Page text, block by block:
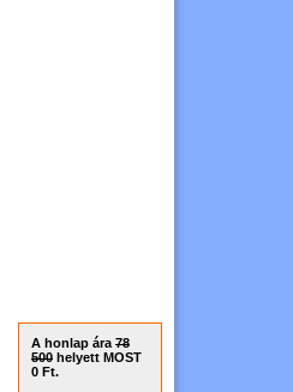
A honlap ára 78
500 helyett MOST
0 Ft.